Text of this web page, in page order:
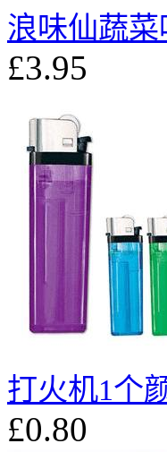
浪味仙蔬菜
£3.95
打火机1个
£0.80